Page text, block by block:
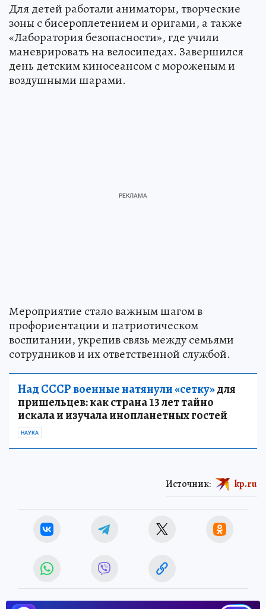
Для детей работали аниматоры, творческие
зоны с бисероплетением и оригами, а также
«Лаборатория безопасности», где учили
маневрировать на велосипедах. Завершился
день детским киносеансом с мороженым и
воздушными шарами.
Мероприятие стало важным шагом в
профориентации и патриотическом
воспитании, укрепив связь между семьями
сотрудников и их ответственной службой.
Над СССР военные натянули «сетку»для
пришельцев: как страна 13 лет тайно
искала и изучала инопланетных гостей
НАУКА
Источник: kp.ru